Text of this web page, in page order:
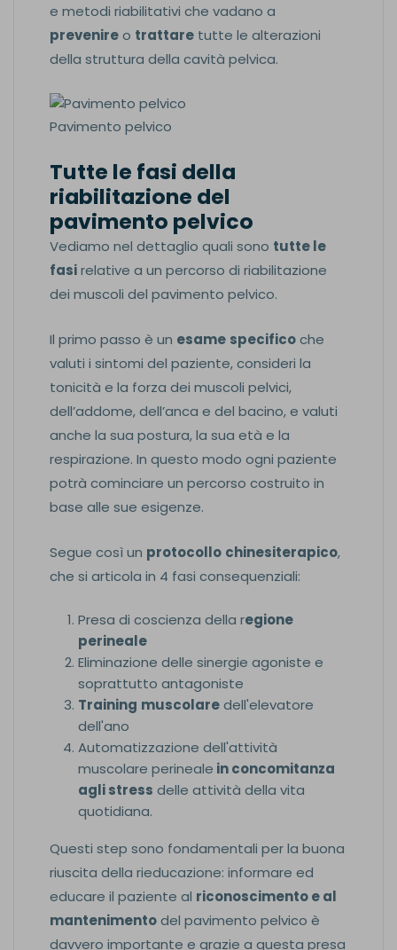
e metodi riabilitativi che vadano a
prevenireo trattare tutte le alterazioni
della struttura della cavità pelvica.
Pavimento pelvico
Tutte le fasi della
riabilitazione del
pavimento pelvico
Vediamo nel dettaglio quali sono tutte le
fasirelative a un percorso di riabilitazione
dei muscoli del pavimento pelvico.
Il primo passo è un esame specificoche
valuti i sintomi del paziente, consideri la
tonicità e la forza dei muscoli pelvici,
dell’addome, dell’anca e del bacino, e valuti
anche la sua postura, la sua età e la
respirazione. In questo modo ogni paziente
potrà cominciare un percorso costruito in
base alle sue esigenze.
Segue così un protocollo chinesiterapico,
che si articola in 4 fasi consequenziali:
Presa di coscienza della regione
perineale
Eliminazione delle sinergie agoniste e
soprattutto antagoniste
Training muscolaredell'elevatore
dell'ano
Automatizzazione dell'attività
muscolare perineale in concomitanza
agli stress delle attività della vita
quotidiana.
Questi step sono fondamentali per la buona
riuscita della rieducazione: informare ed
educare il paziente al riconoscimento e al
mantenimentodel pavimento pelvico è
davvero importante e grazie a questa presa